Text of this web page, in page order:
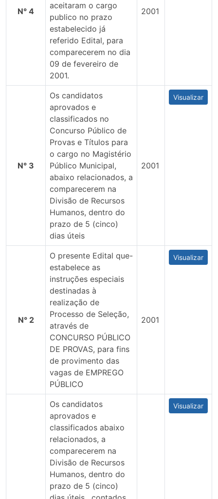
N° 4
aceitaram o cargo
publico no prazo
estabelecido já
referido Edital, para
comparecerem no dia
09 de fevereiro de
2001.
2001
N° 3
Os candidatos
aprovados e
classificados no
Concurso Público de
Provas e Títulos para
o cargo no Magistério
Público Municipal,
abaixo relacionados, a
comparecerem na
Divisão de Recursos
Humanos, dentro do
prazo de 5 (cinco)
dias úteis
2001
Visualizar
N° 2
O presente Edital que-
estabelece as
instruções especiais
destinadas à
realização de
Processo de Seleção,
através de
CONCURSO PÚBLICO
DE PROVAS, para fins
de provimento das
vagas de EMPREGO
PÚBLICO
2001
Visualizar
Os candidatos
aprovados e
classificados abaixo
relacionados, a
comparecerem na
Divisão de Recursos
Humanos, dentro do
prazo de 5 (cinco)
Visualizar